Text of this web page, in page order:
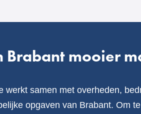
Brabant mooier
werkt samen met overheden,
opgaven van Brabant. Om